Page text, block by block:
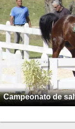
Campeonato de